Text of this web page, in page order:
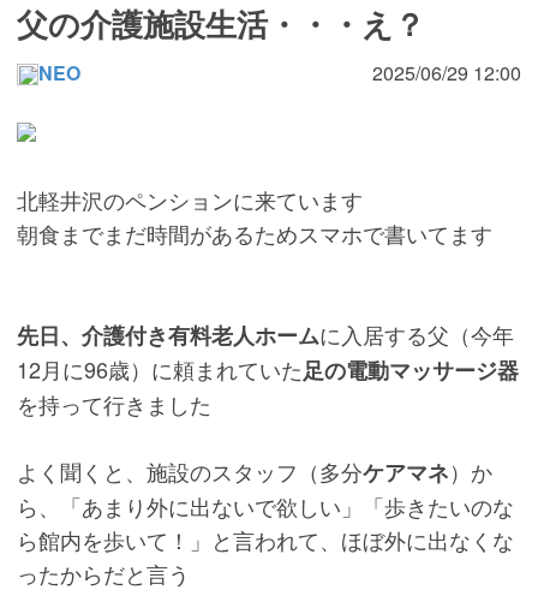
父の介護施設生活・・・え？
NEO 2025/06/29 12:00
北軽井沢のペンションに来ています
朝食までまだ時間があるためスマホで書いてます
先日、介護付き有料老人ホームに入居する父（今年
12月に96歳）に頼まれていた足の電動マッサージ器
を持って行きました
よく聞くと、施設のスタッフ（多分ケアマネ）か
ら、「あまり外に出ないで欲しい」「歩きたいのな
ら館内を歩いて！」と言われて、ほぼ外に出なくな
ったからだと言う